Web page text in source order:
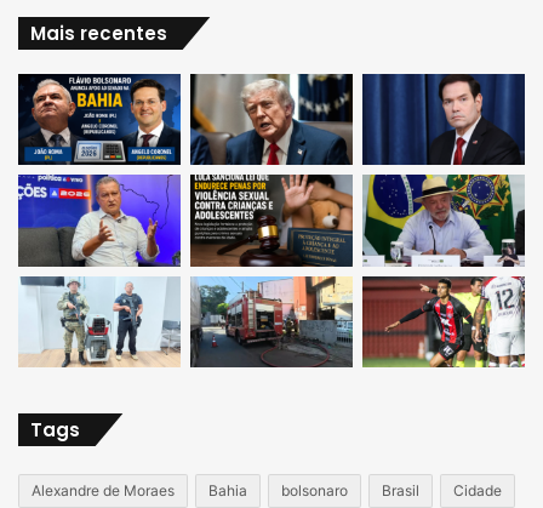
Mais recentes
Tags
Alexandre de Moraes Bahia bolsonaro Brasil Cidade